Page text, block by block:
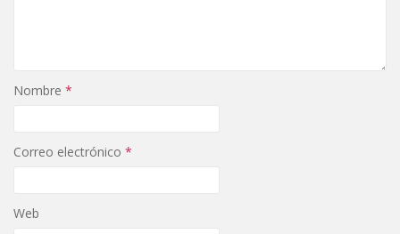
Nombre *
Correo electrónico *
Web